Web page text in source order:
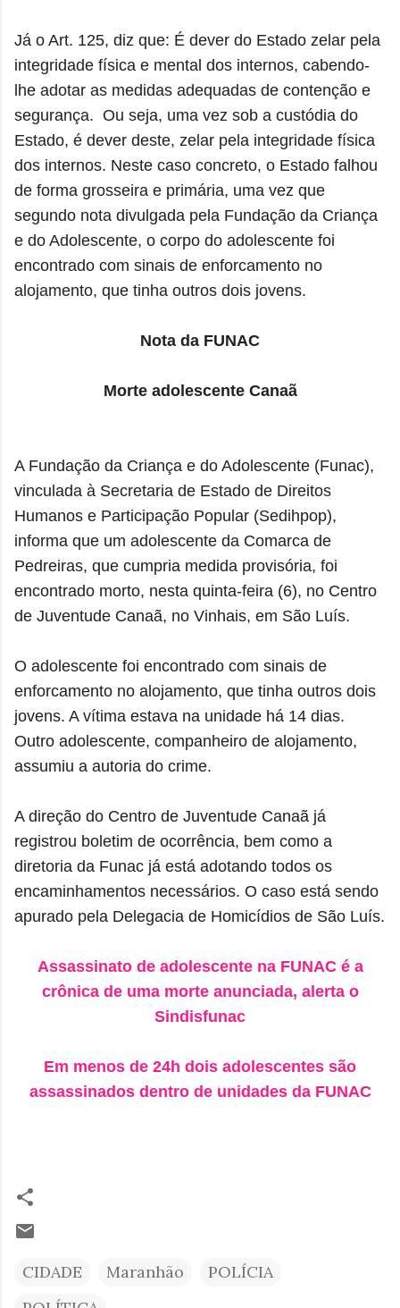
Já o Art. 125, diz que: É dever do Estado zelar pela
integridade física e mental dos internos, cabendo-
lhe adotar as medidas adequadas de contenção e
segurança. Ou seja, uma vez sob a custódia do
Estado, é dever deste, zelar pela integridade física
dos internos. Neste caso concreto, o Estado falhou
de forma grosseira e primária, uma vez que
segundo nota divulgada pela Fundação da Criança
e do Adolescente, o corpo do adolescente foi
encontrado com sinais de enforcamento no
alojamento, que tinha outros dois jovens.
Nota da FUNAC
Morte adolescente Canaã
A Fundação da Criança e do Adolescente (Funac),
vinculada à Secretaria de Estado de Direitos
Humanos e Participação Popular (Sedihpop),
informa que um adolescente da Comarca de
Pedreiras, que cumpria medida provisória, foi
encontrado morto, nesta quinta-feira (6), no Centro
de Juventude Canaã, no Vinhais, em São Luís.
O adolescente foi encontrado com sinais de
enforcamento no alojamento, que tinha outros dois
jovens. A vítima estava na unidade há 14 dias.
Outro adolescente, companheiro de alojamento,
assumiu a autoria do crime.
A direção do Centro de Juventude Canaã já
registrou boletim de ocorrência, bem como a
diretoria da Funac já está adotando todos os
encaminhamentos necessários. O caso está sendo
apurado pela Delegacia de Homicídios de São Luís.
Assassinato de adolescente na FUNAC é a
crônica de uma morte anunciada, alerta o
Sindisfunac
Em menos de 24h dois adolescentes são
assassinados dentro de unidades da FUNAC
CIDADE Maranhão
POLÍCIA